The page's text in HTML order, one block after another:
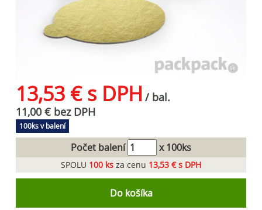
13,53 € s DPH / bal.
11,00 € bez DPH
100ks v balení
Počet balení x 100ks
SPOLU 100 ks za cenu 13,53 € s DPH
Do košíka